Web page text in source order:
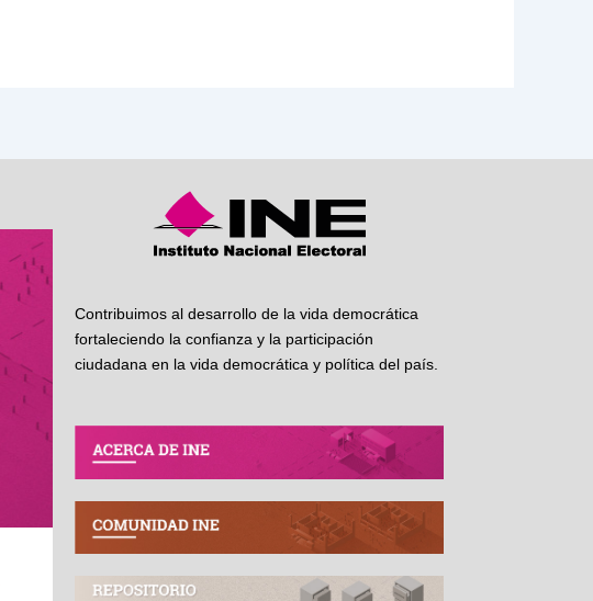
Contribuimos al desarrollo de la vida democrática
fortaleciendo la confianza y la participación
ciudadana en la vida democrática y política del país.